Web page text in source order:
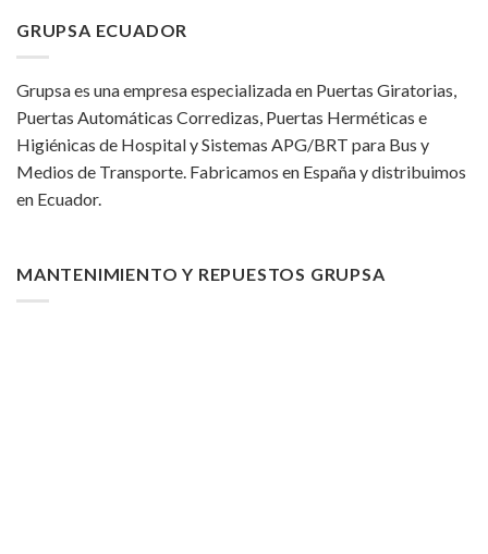
GRUPSA ECUADOR
Grupsa es una empresa especializada en Puertas Giratorias,
Puertas Automáticas Corredizas, Puertas Herméticas e
Higiénicas de Hospital y Sistemas APG/BRT para Bus y
Medios de Transporte. Fabricamos en España y distribuimos
en Ecuador.
MANTENIMIENTO Y REPUESTOS GRUPSA